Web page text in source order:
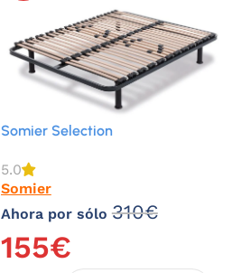
Somier Selection
5.0
Somier
Ahora por sólo 310€
155€